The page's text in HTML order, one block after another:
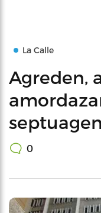
La Calle
Agreden,
0